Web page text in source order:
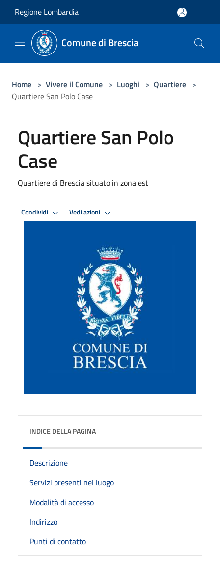
Regione Lombardia
Comune di Brescia
Home > Vivere il Comune > Luoghi > Quartiere >
Quartiere San Polo Case
Quartiere San Polo
Case
Quartiere di Brescia situato in zona est
Condividi Vedi azioni
INDICE DELLA PAGINA
Descrizione
Servizi presenti nel luogo
Modalità di accesso
Indirizzo
Punti di contatto